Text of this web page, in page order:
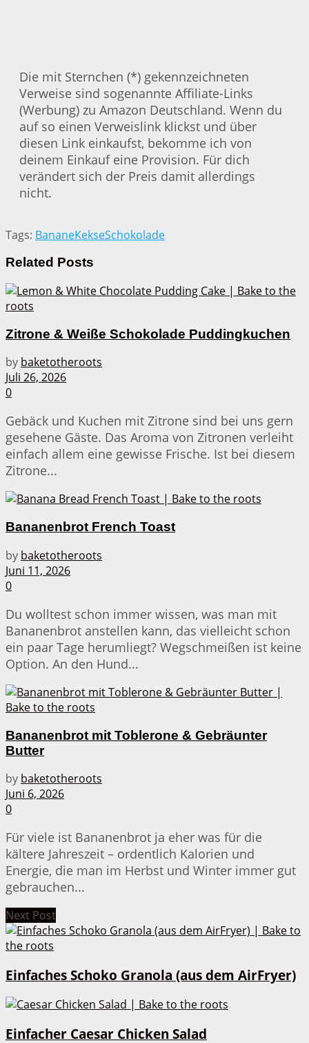
Die mit Sternchen (*) gekennzeichneten
Verweise sind sogenannte Affiliate-Links
(Werbung) zu Amazon Deutschland. Wenn du
auf so einen Verweislink klickst und über
diesen Link einkaufst, bekomme ich von
deinem Einkauf eine Provision. Für dich
verändert sich der Preis damit allerdings
nicht.
Tags: BananeKekseSchokolade
Related Posts
Zitrone & Weiße Schokolade Puddingkuchen
by baketotheroots
Juli 26, 2026
0
Gebäck und Kuchen mit Zitrone sind bei uns gern
gesehene Gäste. Das Aroma von Zitronen verleiht
einfach allem eine gewisse Frische. Ist bei diesem
Zitrone...
Bananenbrot French Toast
by baketotheroots
Juni 11, 2026
0
Du wolltest schon immer wissen, was man mit
Bananenbrot anstellen kann, das vielleicht schon
ein paar Tage herumliegt? Wegschmeißen ist keine
Option. An den Hund...
Bananenbrot mit Toblerone & Gebräunter
Butter
by baketotheroots
Juni 6, 2026
0
Für viele ist Bananenbrot ja eher was für die
kältere Jahreszeit – ordentlich Kalorien und
Energie, die man im Herbst und Winter immer gut
gebrauchen...
Next Post
Einfaches Schoko Granola (aus dem AirFryer)
Einfacher Caesar Chicken Salad